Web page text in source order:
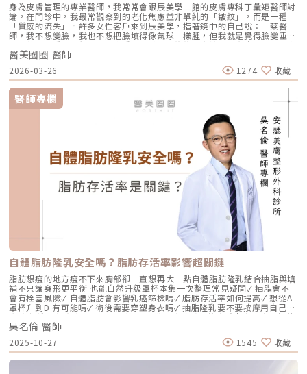
身為皮膚管理的專業醫師，我常常會跟辰美學二館的皮膚專科丁彙矩醫師討
論，在門診中，我最常觀察到的老化焦慮並非單純的「皺紋」，而是一種
「質感的流失」。許多女性客戶來到辰美學，指著鏡中的自己說：「蔡醫
師，我不想變臉，我也不想把臉填得像氣球一樣腫，但我就是覺得臉變垂
了、乾了，看起來很累。」這種「累感」，往往來自於肌膚真皮層結構的崩
解。過去我們習慣用玻尿酸去「填補」凹陷，或是用電音波去「緊緻」皮
表，但在這兩者之間，其實存在著一個關鍵的空白區：生物重塑（Bio-
Remodeling）。這就是為什麼我對 Profhilo 逆時針（俗稱：璞菲洛）情
有獨鍾的原因。一、 重新定義抗老：為什麼妳需要的是「重塑」而非「填
充」？在深入了解 Profhilo逆時針 之前，我們必須先釐清肌膚老化的本
質。肌膚的年輕度由真皮層的三大支柱決定：水份、膠原蛋白
（Collagen）以及彈力蛋白（Elastin）。多數人對膠原蛋白耳熟能詳，它
就像建築物的「鋼筋水泥」，負責撐起皮膚的厚度與體積；然而，讓肌膚在
做表情後能迅速回彈、維持組織張力的關鍵，其實是彈力蛋白。彈力蛋白就
像支撐鋼筋的「橡皮筋」，不幸的是，人體在青春期過後，彈力蛋白的合成
速度就會大幅下降。當彈力蛋白流失，肌膚就會像失去彈性的鬆緊帶，出現
細紋、毛孔粗大、甚至是難以處理的「鬆弛型下垂」。傳統玻尿酸屬於「填
充型」，主要目的是增加體積（Volumizing），如果過度施打，容易造成
面部僵硬或「醫美臉」。而 Profhilo 逆時針的誕生，是為了從細胞底層進
行「修復與重塑」，讓皮膚自己找回年輕時的彈性。二、 Profhilo 逆時針
的科學核心：NAHYCO™ 專利技術Profhilo逆時針來自瑞士著名的 IBSA 製
藥集團。身為專業醫師，我非常看重產品的「純淨度」與「穩定性」。
Profhilo 之所以能在國際醫美界佔有一席之地，在於其革命性的
NAHYCO™ 專利熱融合技術。1. 醫學界的「純淨」突破：無化學交聯劑一
般玻尿酸為了維持在體內的時間，必須添加化學交聯劑（如 BDDE）。雖然
這在合法範圍內是安全的，但對於過敏體質或追求極致天然的客戶來說，仍
存在延遲性發炎的風險。Profhilo逆時針 透過精確的加熱與降溫製程，讓
高分子與低分子玻尿酸產生自然的氫鍵鍵結，完全不含 BDDE。這意味著它
具備極高的「生物相容性」，注射後能與人體組織完美融合。2. 高低分子玻
尿酸的「黃金比例」Profhilo 含有目前市面上極高濃度的玻尿酸
（64mg/2ml），它結合了： 高分子量玻尿酸（H-HA）：提供穩定的物理
支撐與深層鎖水，改善鬆弛。 低分子量玻尿酸（L-HA）：作為傳遞信號的
分子，直接活化真皮層內的纖維母細胞，誘導膠原蛋白與彈力蛋白新生。這
種「1+1 > 2」的協同作用，讓 Profhilo 在進入皮膚後，能像液態電波一
樣迅速擴散，全面性地改善膚質。三、 3 種細胞與 5 種蛋白：解開「液態
電波」的逆齡關鍵在辰美學的診間，我常跟客戶解釋，Profhilo 就像是為
肌膚施加了一種「啟動指令」。它不僅僅是補水，而是啟動了「3+5 逆齡機
制」： 活化 3 種關鍵細胞： 纖維母細胞：這是皮膚的「膠原工廠」。 角質
醫美圈圈 醫師
2026-03-26 1274 收藏
醫師專欄
自體脂肪隆乳安全嗎？脂肪存活率影響超關鍵
脂肪想瘦的地方瘦不下來胸部卻一直想再大一點自體脂肪隆乳結合抽脂與填
補不只讓身形更平衡 也能自然升級罩杯本集一次整理常見疑問✓ 抽脂會不
會有栓塞風險✓ 自體脂肪會影響乳癌篩檢嗎✓ 脂肪存活率如何提高✓ 想從A
罩杯升到D 有可能嗎✓ 術後需要穿塑身衣嗎✓ 抽脂隆乳要不要按摩用自己的
脂肪 打造柔軟真實的胸型適合誰 怎麼做 最有效將給妳完整觀念與安心評估
依據重點摘要：0:00 #她說他說0:40 #自體脂肪隆乳v.s.#假體隆乳 想要哪
一樣？1:02 關於手術安全性 #自體隆乳2:12 不同的抽脂方式 #脂肪存活率
會一樣嗎？3:16 關於抽脂安全 #脂肪栓塞問題 ？4:09 關於手術安全性 #矽
膠隆乳相關影片：• 罩杯升級前必看，自體脂肪豐胸解析！ EP20• 男生
女乳好尷尬，胸部困擾的隱藏原因你有嗎？ EP24• 抽就對了？抽脂局部雕
吳名倫 醫師
2025-10-27 1545 收藏